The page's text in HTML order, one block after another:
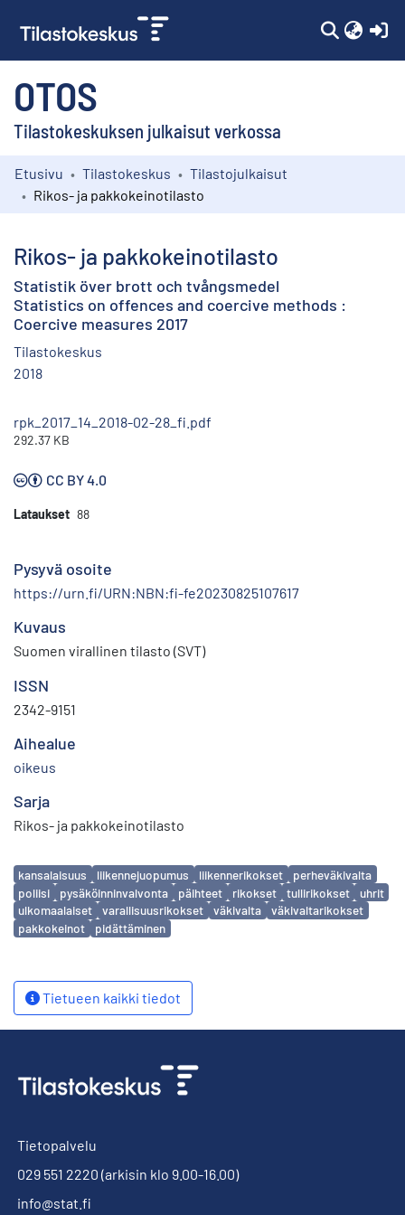
OTOS
Tilastokeskuksen julkaisut verkossa
Kokoelmat
Etusivu Tilastokeskus
Tilastojulkaisut
Rikos- ja pakkokeinotilasto
Rikos- ja pakkokeinotilasto
Statistik över brott och tvångsmedel
Statistics on offences and coercive methods :
Coercive measures 2017
Tilastokeskus
2018
rpk_2017_14_2018-02-28_fi.pdf
292.37 KB
CC BY 4.0
Lataukset 88
Pysyvä osoite
https://urn.fi/URN:NBN:fi-fe20230825107617
Kuvaus
Suomen virallinen tilasto (SVT)
ISSN
2342-9151
Aihealue
oikeus
Sarja
Rikos- ja pakkokeinotilasto
Avainsanat
kansalaisuus liikennejuopumus liikennerikokset
perheväkivalta
poliisi
pysäköinninvalvonta päihteet rikokset tullirikokset
uhrit
ulkomaalaiset
varallisuusrikokset väkivalta
väkivaltarikokset
pakkokeinot
pidättäminen
Tietueen kaikki tiedot
Tietopalvelu
029 551 2220 (arkisin klo 9.00-16.00)
info@stat.fi